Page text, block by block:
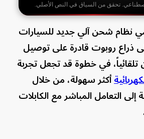
تحقق من السياق في النص الأصلي.
شحن آلي جديد للسيارات
ذراع روبوت قادرة على توصيل
في خطوة قد تجعل تجربة
أكثر سهولة، من خلال
إلى التعامل المباشر مع الكابلات